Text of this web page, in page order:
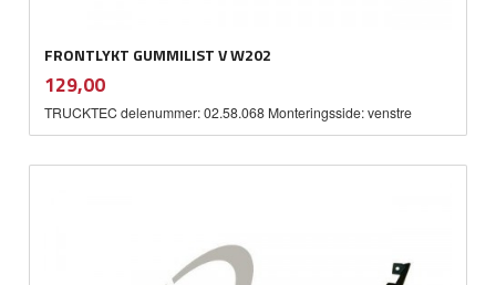
FRONTLYKT GUMMILIST V W202
Pris
129,00mva.
TRUCKTEC delenummer: 02.58.068 Monteringsside: venstre